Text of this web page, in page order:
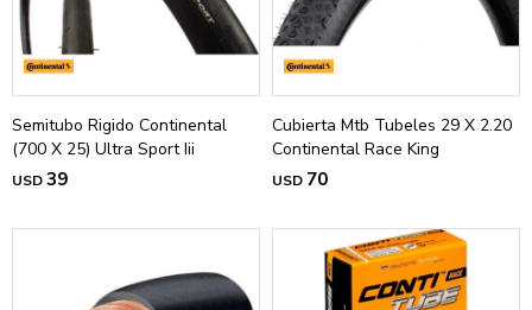
Semitubo Rigido Continental
(700 X 25) Ultra Sport Iii
USD39
Cubierta Mtb Tubeles 29 X 2.20
Continental Race King
USD 70